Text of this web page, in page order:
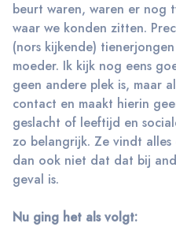
beurt waren, waren er nog
waar we konden zitten.
(nors kijkende)
moeder. Ik kijk nog eens
geen andere plek is, maar
contact en maakt hierin
geslacht of leeftijd en
zo belangrijk. Ze vindt
dan ook niet dat dat bij
geval is.
Nu ging het als volgt: